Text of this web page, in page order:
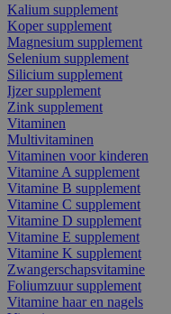
Kalium supplement
Koper supplement
Magnesium supplement
Selenium supplement
Silicium supplement
Ijzer supplement
Zink supplement
Vitaminen
Multivitaminen
Vitaminen voor kinderen
Vitamine A supplement
Vitamine B supplement
Vitamine C supplement
Vitamine D supplement
Vitamine E supplement
Vitamine K supplement
Zwangerschapsvitamine
Foliumzuur supplement
Vitamine haar en nagels